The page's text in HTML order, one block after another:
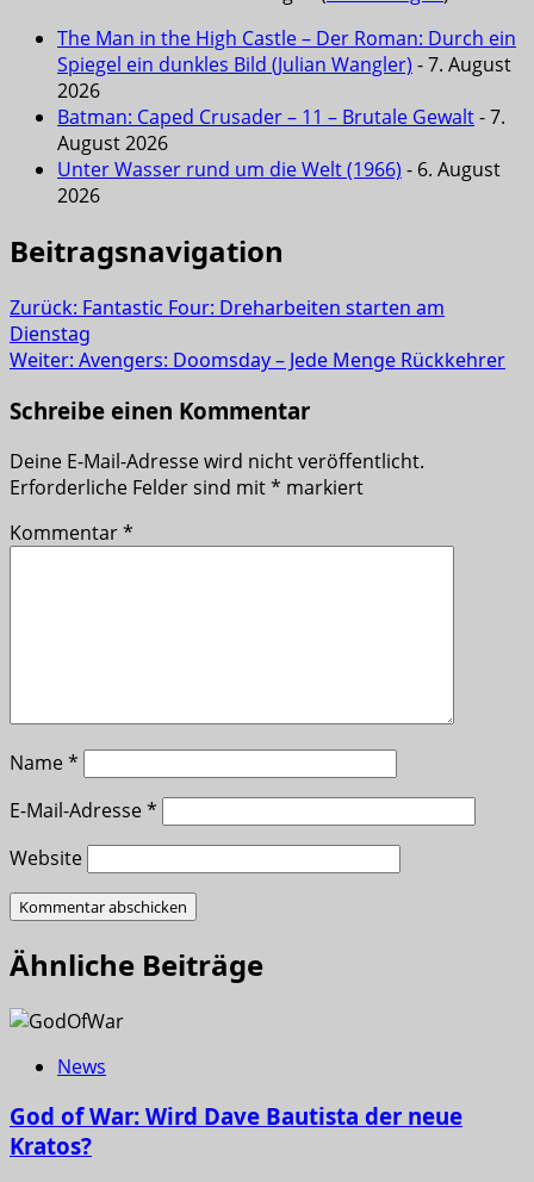
The Man in the High Castle – Der Roman: Durch ein
Spiegel ein dunkles Bild (Julian Wangler) - 7. August
2026
Batman: Caped Crusader – 11 – Brutale Gewalt- 7.
August 2026
Unter Wasser rund um die Welt (1966) - 6. August
2026
Beitragsnavigation
Zurück: Fantastic Four: Dreharbeiten starten am
Dienstag
Weiter: Avengers: Doomsday – Jede Menge Rückkehrer
Schreibe einen Kommentar
Deine E-Mail-Adresse wird nicht veröffentlicht.
Erforderliche Felder sind mit* markiert
Kommentar*
Name*
E-Mail-Adresse*
Website
Ähnliche Beiträge
News
God of War: Wird Dave Bautista der neue
Kratos?